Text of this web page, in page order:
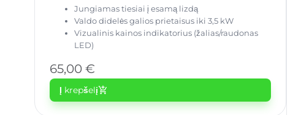
Jungiamas tiesiai į esamą lizdą
Valdo didelės galios prietaisus iki 3,5 kW
Vizualinis kainos indikatorius (žalias/raudonas
LED)
65,00 €
Į krepšelįadd_shopping_cart